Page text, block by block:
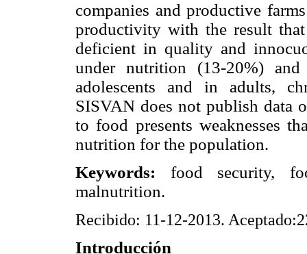
companies and productive
productivity with the result
deficient in quality and
under nutrition (13-20%)
adolescents and in adults,
SISVAN does not publish data
to food presents weaknesses
nutrition for the population.
Keywords: food security,
malnutrition.
Recibido: 11-12-2013.
Introducción